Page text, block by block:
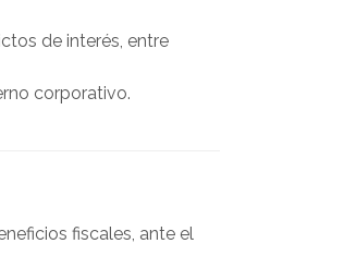
de interés, entre
corporativo.
fiscales, ante el